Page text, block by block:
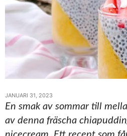
JANUARI 31, 2023
En smak av sommar till
av denna fräscha